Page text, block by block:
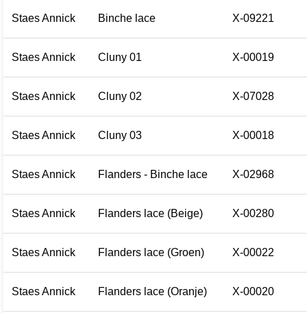
Staes Annick Binche lace X-09221
Staes Annick Cluny 01 X-00019
Staes Annick Cluny 02 X-07028
Staes Annick Cluny 03 X-00018
Staes Annick Flanders - Binche lace X-02968
Staes Annick Flanders lace (Beige) X-00280
Staes Annick Flanders lace (Groen) X-00022
Staes Annick Flanders lace (Oranje) X-00020